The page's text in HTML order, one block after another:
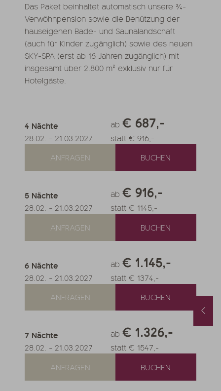
Frühlings- & Herbstspecial mit Gratis-Urlaubstag und Wunschkorb
-21.11.2027
Nächte ab € 990,-
MEHR ANGEBOTE
Restplätze im August
Nacht
ZUM ANGEBOT
Das Paket beinhaltet automatisch unsere ¾-
Verwöhnpension sowie die Benützung der
hauseigenen Bade- und Saunalandschaft
(auch für Kinder zugänglich) sowie des neuen
SKY-SPA (erst ab 16 Jahren zugänglich) mit
insgesamt über 2.800 m² exklusiv nur für
Hotelgäste.
4 Nächte
28.02. - 21.03.2027
ab € 687,-
statt € 916,-
ANFRAGEN
BUCHEN
5 Nächte
28.02. - 21.03.2027
ab € 916,-
statt € 1145,-
ANFRAGEN
BUCHEN
6 Nächte
28.02. - 21.03.2027
ab € 1.145,-
statt € 1374,-
ANFRAGEN
BUCHEN
7 Nächte
28.02. - 21.03.2027
ab € 1.326,-
statt € 1547,-
ANFRAGEN
BUCHEN